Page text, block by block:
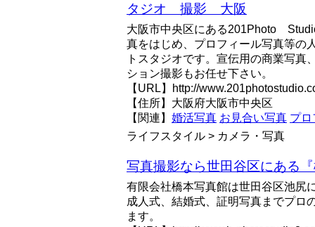
タジオ 撮影 大阪
大阪市中央区にある201Photo
真をはじめ、プロフィール写真等の
トスタジオです。宣伝用の商業写真
ション撮影もお任せ下さい。
【URL】http://
【住所】大阪府大阪市中央区
【関連】 婚活写真 お見合い写真 プロ
ライフスタイル > カメラ・写真
写真撮影なら世田谷区にある
有限会社橋本写真館は世田谷区池尻
成人式、結婚式、証明写真までプロ
ます。